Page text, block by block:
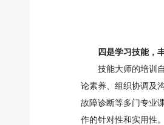
四是学习技能，
技能大师的培训
论素养、组织协调及
故障诊断等多门专业
作的针对性和实用性